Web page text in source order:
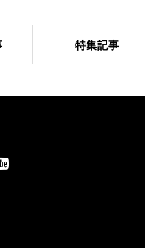
特集記事